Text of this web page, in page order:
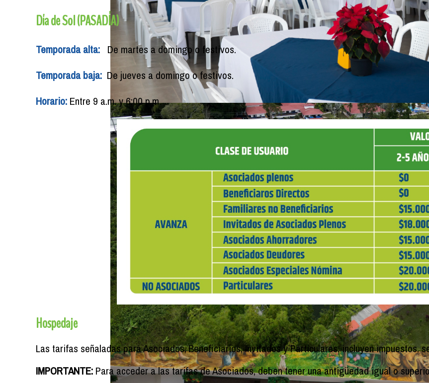
Día de Sol (PASADÍA)
Temporada alta: De martes a domingo o festivos.
Temporada baja: De jueves a domingo o festivos.
Horario: Entre 9 a.m. y 6:00 p.m.
Hospedaje
Las tarifas señaladas para Asociados,Beneficiarios, Invitados y Particulares, incluyen impuestos,
IMPORTANTE: Para acceder a las tarifas de Asociados, deben tener una antigüedad igual o